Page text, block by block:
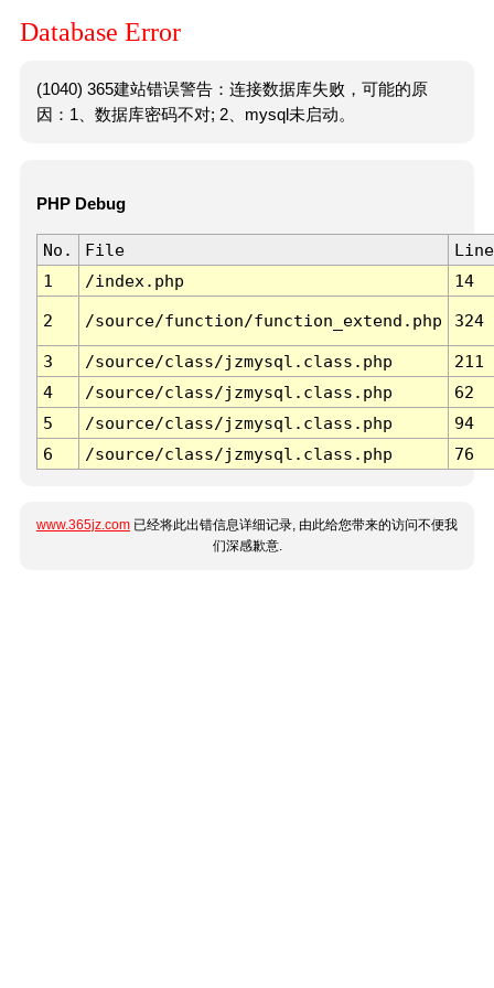
Database Error
(1040) 365建站错误警告：连接数据库失败，可能的原
因：1、数据库密码不对; 2、mysql未启动。
PHP Debug
No. File
Line
1
/index.php 14
2 /source/function/function_extend.php 324
3 /source/class/jzmysql.class.php
211
4
/source/class/jzmysql.class.php
62
5
/source/class/jzmysql.class.php
94
6
/source/class/jzmysql.class.php 76
www.365jz.com 已经将此出错信息详细记录, 由此给您带来的访问不便我
们深感歉意.